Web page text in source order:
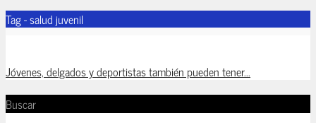
Tag - salud juvenil
Jóvenes, delgados y deportistas también pueden tener...
Buscar